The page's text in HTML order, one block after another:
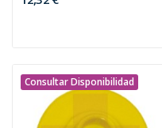
Consultar Disponibilidad